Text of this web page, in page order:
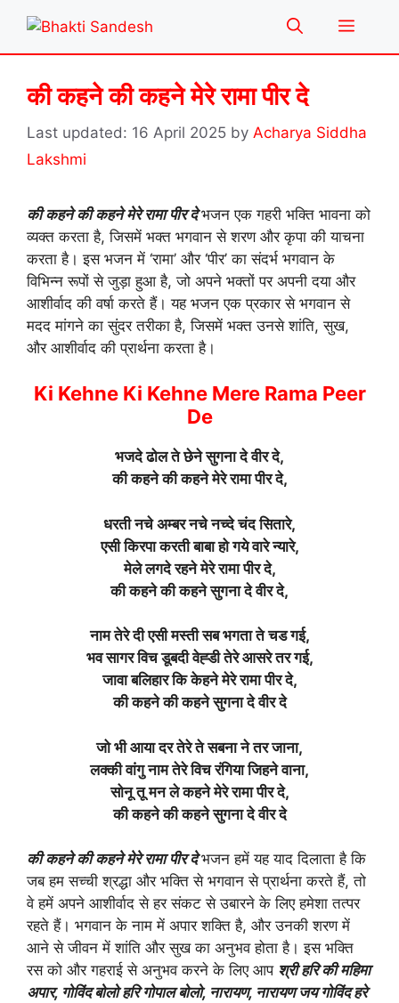
content
Menu
की कहने की कहने मेरे रामा पीर दे
16 April 2025 by Acharya Siddha
Lakshmi
की कहने की कहने मेरे रामा पीर देभजन एक गहरी भक्ति भावना को
व्यक्त करता है, जिसमें भक्त भगवान से शरण और कृपा की याचना
करता है। इस भजन में ‘रामा’ और ‘पीर’ का संदर्भ भगवान के
विभिन्न रूपों से जुड़ा हुआ है, जो अपने भक्तों पर अपनी दया और
आशीर्वाद की वर्षा करते हैं। यह भजन एक प्रकार से भगवान से
मदद मांगने का सुंदर तरीका है, जिसमें भक्त उनसे शांति, सुख,
और आशीर्वाद की प्रार्थना करता है।
Ki Kehne Ki Kehne Mere Rama Peer
De
भजदे ढोल ते छेने सुगना दे वीर दे,
की कहने की कहने मेरे रामा पीर दे,
धरती नचे अम्बर नचे नच्दे चंद सितारे,
एसी किरपा करती बाबा हो गये वारे न्यारे,
मेले लगदे रहने मेरे रामा पीर दे,
की कहने की कहने सुगना दे वीर दे,
नाम तेरे दी एसी मस्ती सब भगता ते चड गई,
भव सागर विच डूबदी वेह्डी तेरे आसरे तर गई,
जावा बलिहार कि केहने मेरे रामा पीर दे,
की कहने की कहने सुगना दे वीर दे
जो भी आया दर तेरे ते सबना ने तर जाना,
लक्की वांगु नाम तेरे विच रंगिया जिहने वाना,
सोनू तू मन ले कहने मेरे रामा पीर दे,
की कहने की कहने सुगना दे वीर दे
की कहने की कहने मेरे रामा पीर देभजन हमें यह याद दिलाता है कि
जब हम सच्ची श्रद्धा और भक्ति से भगवान से प्रार्थना करते हैं, तो
वे हमें अपने आशीर्वाद से हर संकट से उबारने के लिए हमेशा तत्पर
रहते हैं। भगवान के नाम में अपार शक्ति है, और उनकी शरण में
आने से जीवन में शांति और सुख का अनुभव होता है। इस भक्ति
रस को और गहराई से अनुभव करने के लिए आप श्री हरि की महिमा
अपार, गोविंद बोलो हरि गोपाल बोलो, नारायण, नारायण जय गोविंद हरे